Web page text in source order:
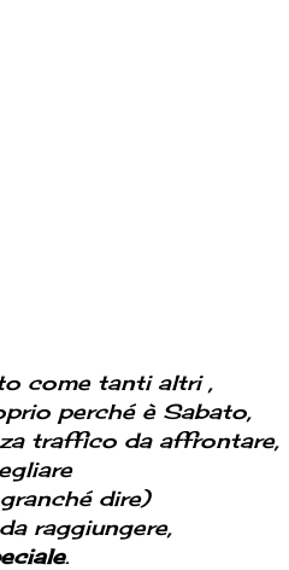
come tanti altri ,
perché è Sabato,
traffico da affrontare,
dire)
raggiungere,
.